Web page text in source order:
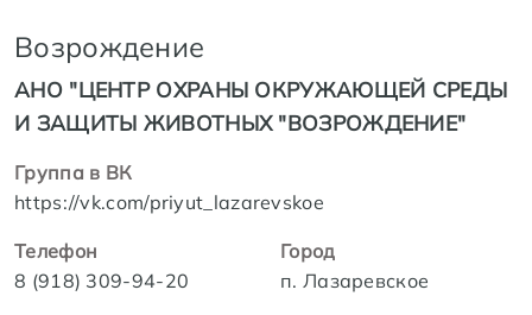
Возрождение
АНО "ЦЕНТР ОХРАНЫ ОКРУЖАЮЩЕЙ СРЕДЫ
И ЗАЩИТЫ ЖИВОТНЫХ "ВОЗРОЖДЕНИЕ"
Группа в ВК
https://vk.com/priyut_lazarevskoe
Телефон
8 (918) 309-94-20
Город
п. Лазаревское